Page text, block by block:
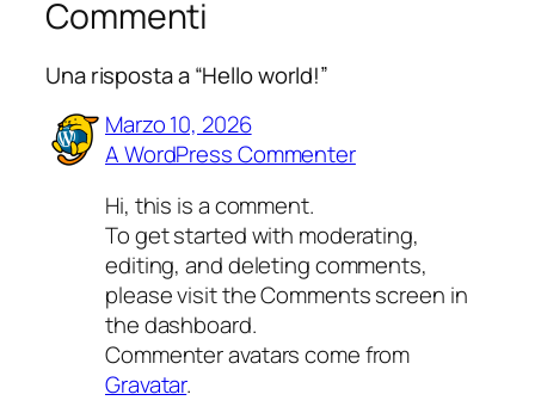
Commenti
Una risposta a “Hello world!”
Marzo 10, 2026
A WordPress Commenter
Hi, this is a comment.
To get started with moderating,
editing, and deleting comments,
please visit the Comments screen in
the dashboard.
Commenter avatars come from
Gravatar.